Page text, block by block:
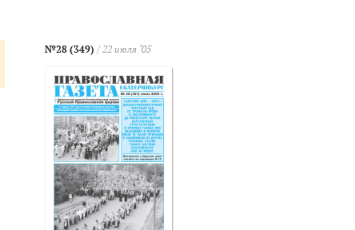
№28 (349) / 22 июля ‘05